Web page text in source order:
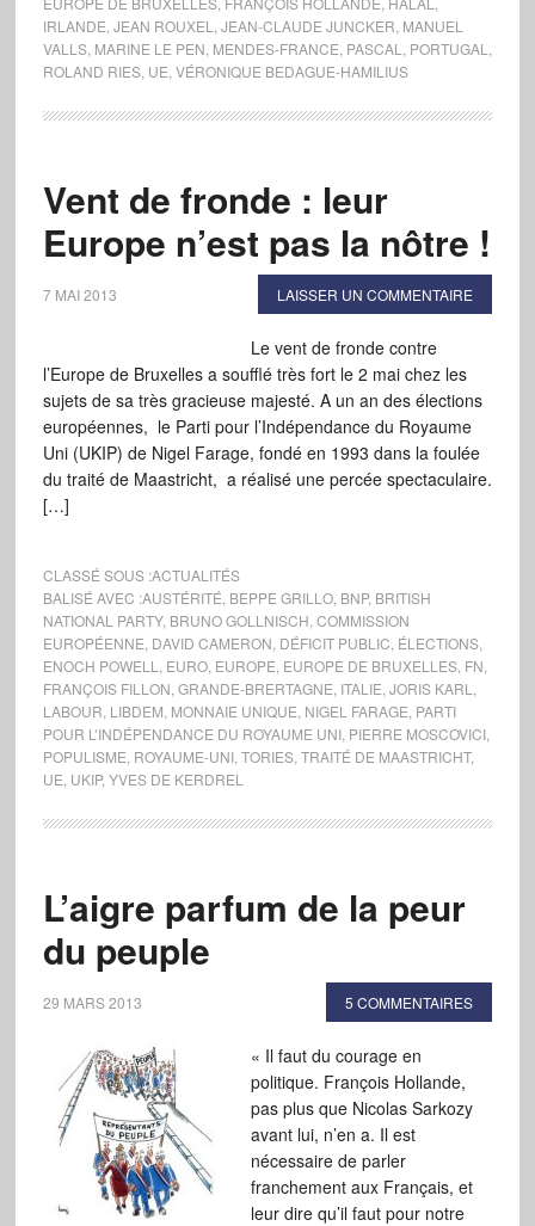
IRLANDE JEAN ROUXEL JEAN-CLAUDE JUNCKER MANUEL
VALLS, MARINE LE PEN MENDES-FRANCE PASCAL PORTUGAL
ROLAND RIES, UE VÉRONIQUE BEDAGUE-HAMILIUS
Vent de fronde : leur
Europe n’est pas la nôtre !
7 MAI 2013 LAISSER UN COMMENTAIRE
Le vent de fronde contre
l’Europe de Bruxelles a soufflé très fort le 2 mai chez les
sujets de sa très gracieuse majesté. A un an des élections
européennes, le Parti pour l’Indépendance du Royaume
Uni (UKIP) de Nigel Farage, fondé en 1993 dans la foulée
du traité de Maastricht, a réalisé une percée spectaculaire.
[…]
CLASSÉ SOUS :ACTUALITÉS
BALISÉ AVEC :AUSTÉRITÉ BEPPE GRILLO, BNP, BRITISH
NATIONAL PARTY, BRUNO GOLLNISCH COMMISSION
EUROPÉENNE DAVID CAMERON DÉFICIT PUBLIC ÉLECTIONS,
ENOCH POWELL
EURO, EUROPE EUROPE DE BRUXELLES, FN
FRANÇOIS FILLON GRANDE-BRERTAGNE ITALIE JORIS KARL
LABOUR LIBDEM MONNAIE UNIQUE NIGEL FARAGE PARTI
POUR L’INDÉPENDANCE DU ROYAUME UNI, PIERRE MOSCOVICI,
POPULISME ROYAUME-UNI, TORIES, TRAITÉ DE MAASTRICHT,
UE UKIP, YVES DE KERDREL
L’aigre parfum de la peur
du peuple
29 MARS 2013 5 COMMENTAIRES
« Il faut du courage en
politique. François Hollande,
pas plus que Nicolas Sarkozy
avant lui, n’en a. Il est
nécessaire de parler
franchement aux Français, et
leur dire qu’il faut pour notre